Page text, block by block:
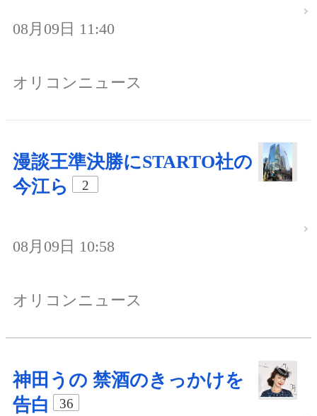
08月09日 11:40
オリコンニュース
漫談王準決勝にSTARTO社の
今江ら
2
08月09日 10:58
オリコンニュース
神田うの 禁酒のきっかけを
告白
36